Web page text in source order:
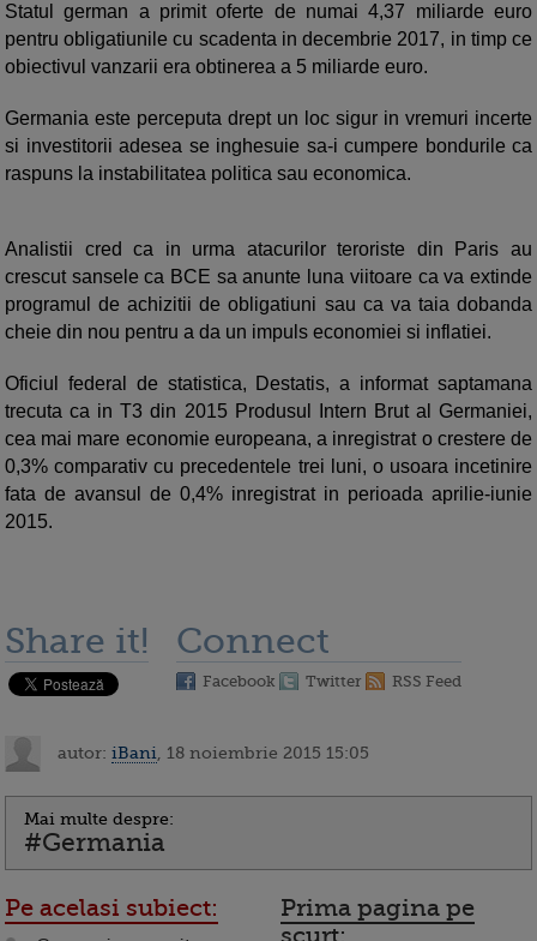
Statul german a primit oferte de numai 4,37 miliarde euro
pentru obligatiunile cu scadenta in decembrie 2017, in timp ce
obiectivul vanzarii era obtinerea a 5 miliarde euro.
Germania este perceputa drept un loc sigur in vremuri incerte
si investitorii adesea se inghesuie sa-i cumpere bondurile ca
raspuns la instabilitatea politica sau economica.
Analistii cred ca in urma atacurilor teroriste din Paris au
crescut sansele ca BCE sa anunte luna viitoare ca va extinde
programul de achizitii de obligatiuni sau ca va taia dobanda
cheie din nou pentru a da un impuls economiei si inflatiei.
Oficiul federal de statistica, Destatis, a informat saptamana
trecuta ca in T3 din 2015 Produsul Intern Brut al Germaniei,
cea mai mare economie europeana, a inregistrat o crestere de
0,3% comparativ cu precedentele trei luni, o usoara incetinire
fata de avansul de 0,4% inregistrat in perioada aprilie-iunie
2015.
Share it! Connect
Facebook Twitter RSS Feed
autor: iBani , 18 noiembrie 2015 15:05
Mai multe despre:
#Germania
Pe acelasi subiect:
Prima pagina pe